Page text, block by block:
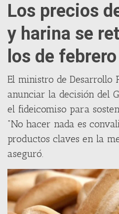
Los precios
y harina se
los de febrero
El ministro de Desarrollo
anunciar la decisión del
el fideicomiso para
"No hacer nada es
productos claves en la
aseguró.